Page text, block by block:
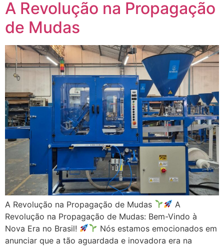
A Revolução na Propagação
de Mudas
A Revolução na Propagação de Mudas
A
Revolução na Propagação de Mudas: Bem-Vindo à
Nova Era no Brasil!
Nós estamos emocionados em
anunciar que a tão aguardada e inovadora era na